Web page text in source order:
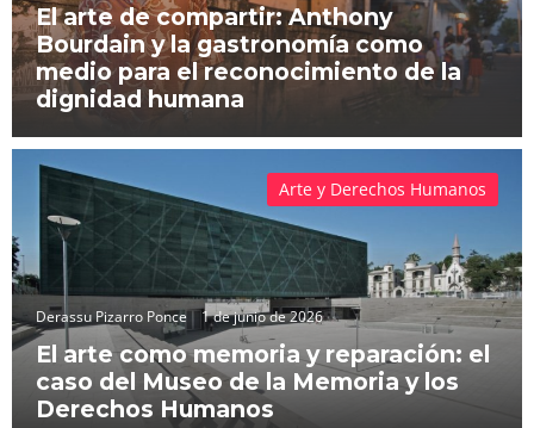
El arte de compartir: Anthony
Bourdain y la gastronomía como
medio para el reconocimiento de la
dignidad humana
Derassu Pizarro Ponce 1 de junio de 2026
El arte como memoria y reparación: el
caso del Museo de la Memoria y los
Derechos Humanos
Arte y Derechos Humanos